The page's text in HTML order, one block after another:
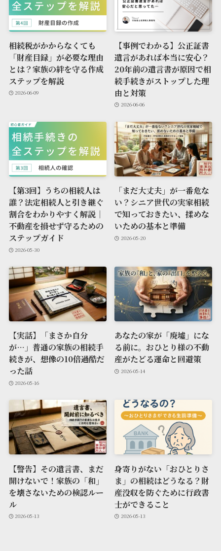
相続税がかからなくても
「財産目録」が必要な理由
とは？家族の絆を守る作成
ステップを解説
2026-06-09
【事例でわかる】公正証書
遺言があれば本当に安心？
20年前の遺言書が原因で相
続手続きがストップした理
由と対策
2026-06-06
【第3回】うちの相続人は
誰？法定相続人と引き継ぐ
割合をわかりやすく解説｜
不動産を損せず守るための
ステップガイド
2026-05-30
「まだ大丈夫」が一番危な
い？シニア世代の実家相続
で知っておきたい、揉めな
いための基本と準備
2026-05-20
【実話】「まさか自分
が…」普通の家族の相続手
続きが、想像の10倍過酷だ
った話
2026-05-16
あなたの家が「廃墟」にな
る前に。おひとり様の不動
産がたどる運命と回避策
2026-05-14
【警告】その遺言書、まだ
開けないで！家族の「和」
を壊さないための検認ルー
ル
2026-05-13
身寄りがない「おひとりさ
ま」の相続はどうなる？財
産没収を防ぐために行政書
士ができること
2026-05-13